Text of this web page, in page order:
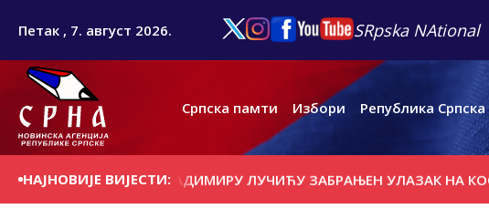
Петак , 7. август 2026. SRpska NAtional
Српска памти Избори Република Српска
НАЈНОВИЈЕ ВИЈЕСТИ:
СРБИЈЕ" ВЛАДИМИРУ ЛУЧИЋУ ЗАБРАЊЕН УЛАЗАК НА КОСМЕТ